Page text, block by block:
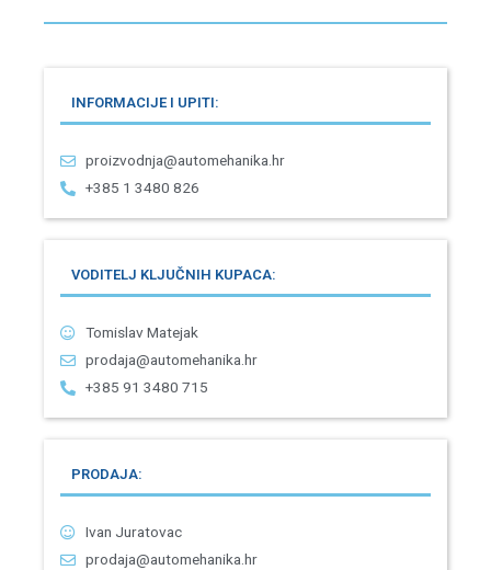
INFORMACIJE I UPITI:
proizvodnja@automehanika.hr
+385 1 3480 826
VODITELJ KLJUČNIH KUPACA:
Tomislav Matejak
prodaja@automehanika.hr
+385 91 3480 715
PRODAJA:
Ivan Juratovac
prodaja@automehanika.hr